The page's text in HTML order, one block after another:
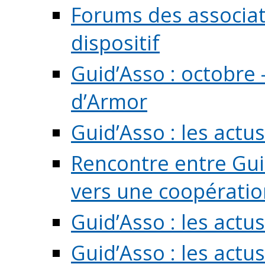
Forums des
dispositif
Guid’Asso :
d’Armor
Guid’Asso : les
Rencontre entre
vers une
Guid’Asso : les
Guid’Asso : les